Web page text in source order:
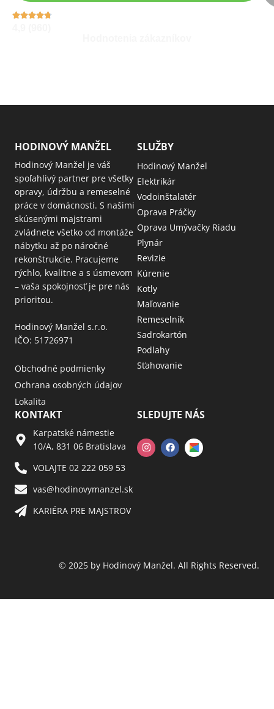
HODINOVÝ MANŽEL
Hodinový Manžel je váš
spoľahlivý partner pre všetky
opravy, údržbu a remeselné
práce v domácnosti. S našimi
skúsenými majstrami
zvládnete všetko od montáže
nábytku až po náročné
rekonštrukcie. Pracujeme
rýchlo, kvalitne a s úsmevom
– vaša spokojnosť je pre nás
prioritou.
Hodinový Manžel s.r.o.
IČO: 51726971
Obchodné podmienky
Ochrana osobných údajov
Lokalita
SLUŽBY
Hodinový Manžel
Elektrikár
Vodoinštalatér
Oprava Práčky
Oprava Umývačky Riadu
Plynár
Revizie
Kúrenie
Kotly
Maľovanie
Remeselník
Sadrokartón
Podlahy
Sťahovanie
KONTAKT
Karpatské námestie
10/A, 831 06 Bratislava
VOLAJTE 02 222 059 53​
vas@hodinovymanzel.sk​
KARIÉRA PRE MAJSTROV​
SLEDUJTE NÁS
© 2025 by Hodinový Manžel. All Rights Reserved.